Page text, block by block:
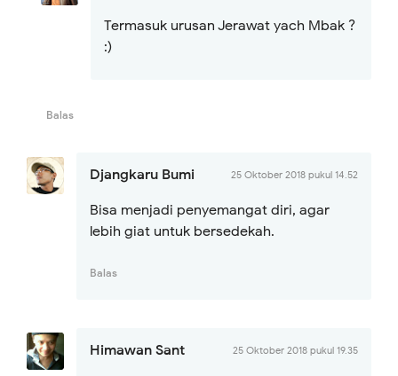
Termasuk urusan Jerawat yach Mbak ?
:)
Balas
Djangkaru Bumi 25 Oktober 2018 pukul 14.52
Bisa menjadi penyemangat diri, agar
lebih giat untuk bersedekah.
Balas
Himawan Sant 25 Oktober 2018 pukul 19.35